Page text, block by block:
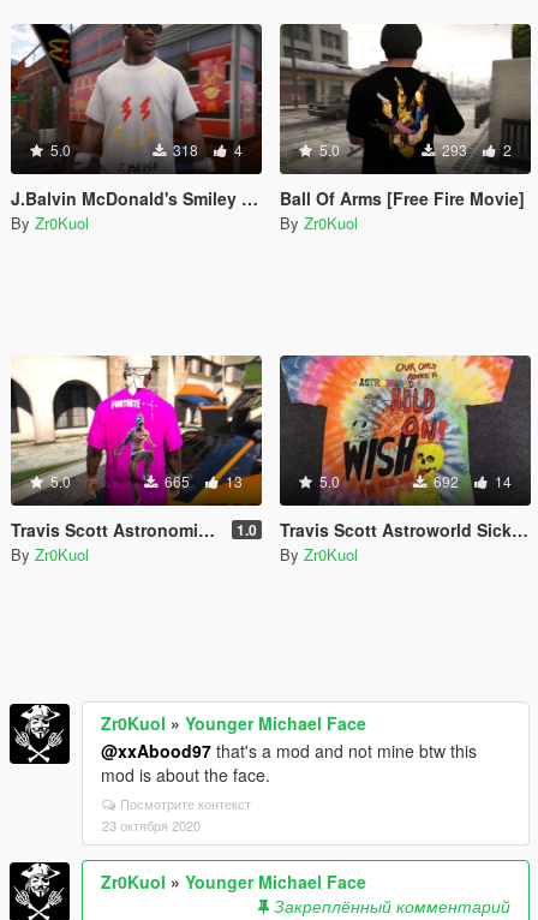
5.0 318 4
J.Balvin McDonald's Smiley Face T-Shirt
By Zr0Kuol
5.0 293 2
Ball Of Arms [Free Fire Movie]
By Zr0Kuol
5.0 665 13
Travis Scott Astronomical Fortnite + Cactus Jack T-Shirt 1.0
By Zr0Kuol
5.0 692 14
Travis Scott Astroworld Sicko Tee (Request)
By Zr0Kuol
Zr0Kuol » Younger Michael Face
@xxAbood97 that's a mod and not mine btw this
mod is about the face.
Посмотрите контекст
23 октября 2020
Zr0Kuol » Younger Michael Face
Закреплённый комментарий